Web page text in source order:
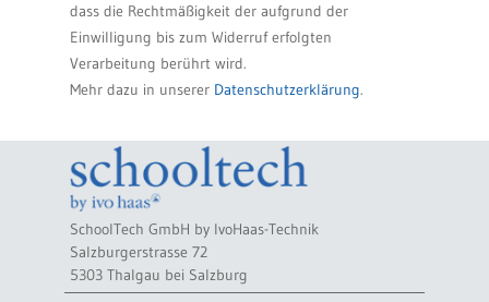
dass die Rechtmäßigkeit der aufgrund der
Einwilligung bis zum Widerruf erfolgten
Verarbeitung berührt wird.
Mehr dazu in unserer Datenschutzerklärung.
SchoolTech GmbH by IvoHaas-Technik
Salzburgerstrasse 72
5303 Thalgau bei Salzburg